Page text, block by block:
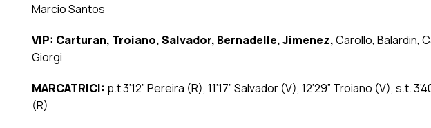
Marcio Santos
VIP: Carturan, Troiano, Salvador, Bernadelle, Jimenez,Carollo, Balardin,
Giorgi
MARCATRICI: p.t 3’12” Pereira (R), 11’17” Salvador (V), 12’29” Troiano (V), s.t.
(R)